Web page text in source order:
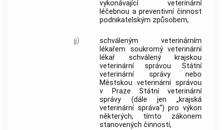
vykonávající veterinární
léčebnou a preventivní činnost
podnikatelským způsobem,
jj)
schváleným veterinárním
lékařem
soukromý veterinární
lékař schválený
krajskou
veterinární správou
Státní
veterinární správynebo
Městskou veterinární správou
v Praze Státní veterinární
správy (dále jen „krajská
veterinární správa“) pro výkon
některých, tímto zákonem
stanovených činností,